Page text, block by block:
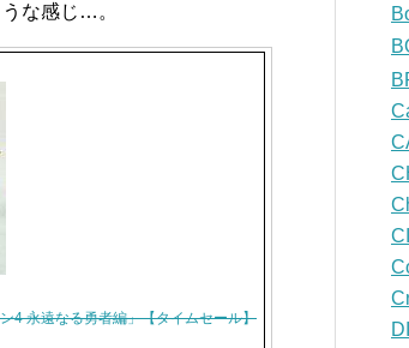
な感じ…。
4 永遠なる勇者編」【タイムセール】